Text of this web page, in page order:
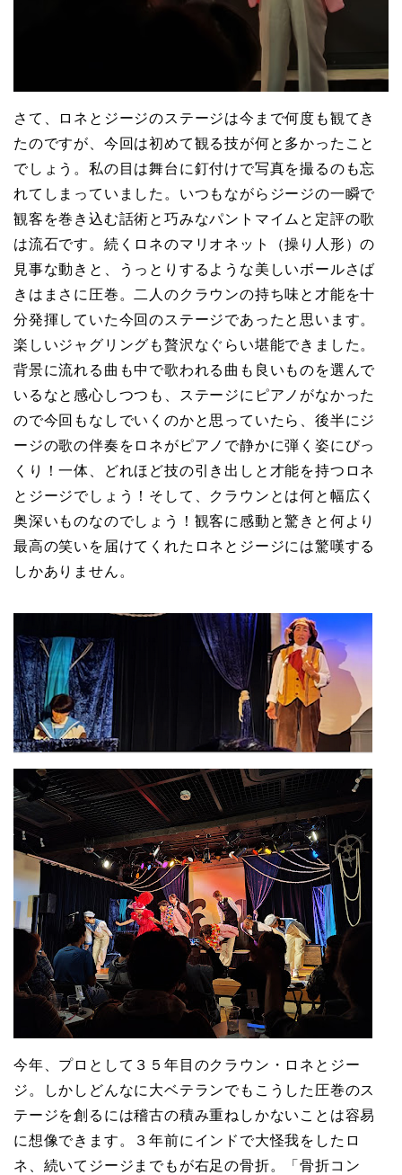
さて、ロネとジージのステージは今まで何度も観てき
たのですが、今回は初めて観る技が何と多かったこと
でしょう。私の目は舞台に釘付けで写真を撮るのも忘
れてしまっていました。いつもながらジージの一瞬で
観客を巻き込む話術と巧みなパントマイムと定評の歌
は流石です。続くロネのマリオネット（操り人形）の
見事な動きと、うっとりするような美しいボールさば
きはまさに圧巻。二人のクラウンの持ち味と才能を十
分発揮していた今回のステージであったと思います。
楽しいジャグリングも贅沢なぐらい堪能できました。
背景に流れる曲も中で歌われる曲も良いものを選んで
いるなと感心しつつも、ステージにピアノがなかった
ので今回もなしでいくのかと思っていたら、後半にジ
ージの歌の伴奏をロネがピアノで静かに弾く姿にびっ
くり！一体、どれほど技の引き出しと才能を持つロネ
とジージでしょう！そして、クラウンとは何と幅広く
奥深いものなのでしょう！観客に感動と驚きと何より
最高の笑いを届けてくれたロネとジージには驚嘆する
しかありません。
今年、プロとして３５年目のクラウン・ロネとジー
ジ。しかしどんなに大ベテランでもこうした圧巻のス
テージを創るには稽古の積み重ねしかないことは容易
に想像できます。３年前にインドで大怪我をしたロ
ネ、続いてジージまでもが右足の骨折。「骨折コン